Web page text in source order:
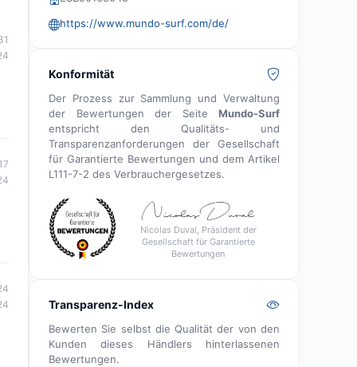
https://www.mundo-surf.com/de/
Konformität
Der Prozess zur Sammlung und Verwaltung
der Bewertungen der Seite Mundo-Surf
entspricht den Qualitäts- und
Transparenzanforderungen der Gesellschaft
für Garantierte Bewertungen und dem Artikel
L111-7-2 des Verbrauchergesetzes.
Nicolas Duval, Präsident der
Gesellschaft für Garantierte
Bewertungen
Transparenz-Index
Bewerten Sie selbst die Qualität der von den
Kunden dieses Händlers hinterlassenen
Bewertungen.